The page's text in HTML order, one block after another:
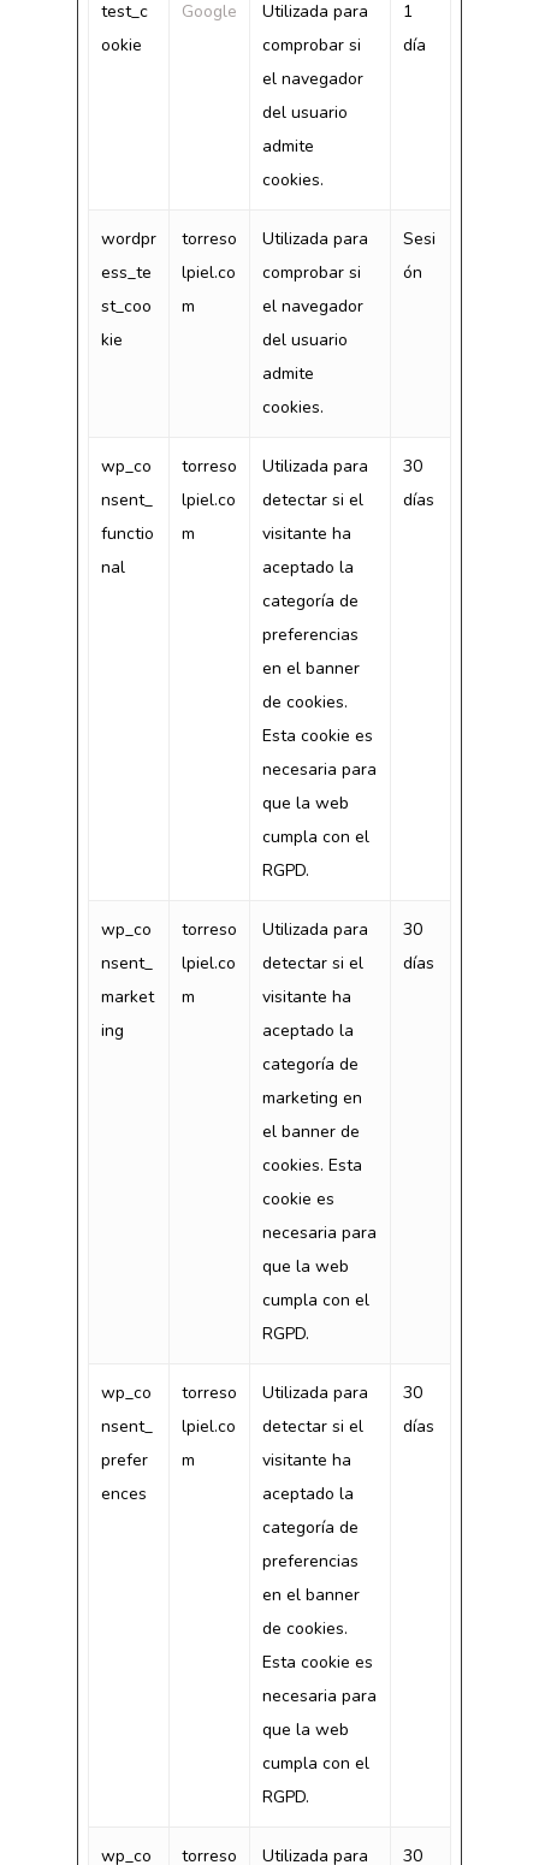
test_c
ookie
Google
Utilizada para
comprobar si
el navegador
del usuario
admite
cookies.
1
día
wordpr
ess_te
st_coo
kie
torreso
lpiel.co
m
Utilizada para
comprobar si
el navegador
del usuario
admite
cookies.
Sesi
ón
wp_co
nsent_
functio
nal
torreso
lpiel.co
m
Utilizada para
detectar si el
visitante ha
aceptado la
categoría de
preferencias
en el banner
de cookies.
Esta cookie es
necesaria para
que la web
cumpla con el
RGPD.
30
días
wp_co
nsent_
market
ing
torreso
lpiel.co
m
Utilizada para
detectar si el
visitante ha
aceptado la
categoría de
marketing en
el banner de
cookies. Esta
cookie es
necesaria para
que la web
cumpla con el
RGPD.
30
días
wp_co
nsent_
prefer
ences
torreso
lpiel.co
m
Utilizada para
detectar si el
visitante ha
aceptado la
categoría de
preferencias
en el banner
de cookies.
Esta cookie es
necesaria para
que la web
cumpla con el
RGPD.
30
días
wp_co
torreso
Utilizada para
30